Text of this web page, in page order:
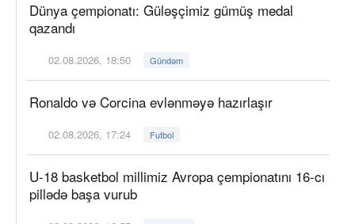
Dünya çempionatı: Güləşçimiz gümüş medal
qazandı
02.08.2026, 18:50 Gündəm
Ronaldo və Corcina evlənməyə hazırlaşır
02.08.2026, 17:24 Futbol
U-18 basketbol millimiz Avropa çempionatını 16-cı
pillədə başa vurub